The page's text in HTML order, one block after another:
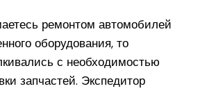
ремонтом автомобилей
оборудования, то
с необходимостью
запчастей. Экспедитор